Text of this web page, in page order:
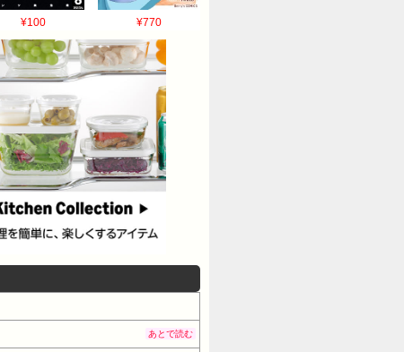
¥100 ¥770
あとで読む